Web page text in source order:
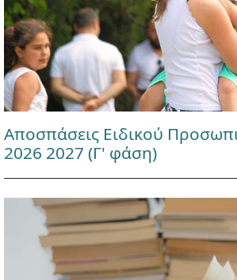
Αποσπάσεις Ειδικού
2026 2027 (Γ' φάση)